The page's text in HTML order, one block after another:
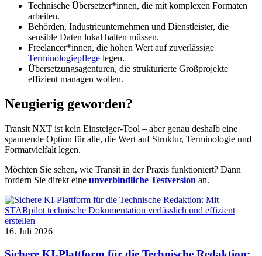
Technische Übersetzer*innen, die mit komplexen Formaten
arbeiten.
Behörden, Industrieunternehmen und Dienstleister, die
sensible Daten lokal halten müssen.
Freelancer*innen, die hohen Wert auf zuverlässige
Terminologiepflege legen.
Übersetzungsagenturen, die strukturierte Großprojekte
effizient managen wollen.
Neugierig geworden?
Transit NXT ist kein Einsteiger-Tool – aber genau deshalb eine
spannende Option für alle, die Wert auf Struktur, Terminologie und
Formatvielfalt legen.
Möchten Sie sehen, wie Transit in der Praxis funktioniert? Dann
fordern Sie direkt eine unverbindliche Testversion an.
16. Juli 2026